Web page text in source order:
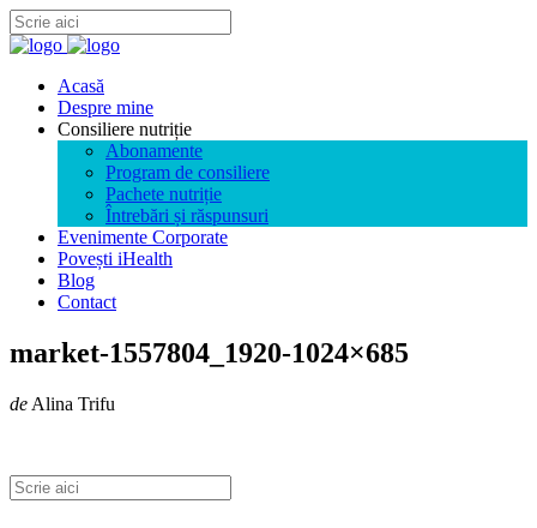
Acasă
Despre mine
Consiliere nutriție
Abonamente
Program de consiliere
Pachete nutriție
Întrebări și răspunsuri
Evenimente Corporate
Povești iHealth
Blog
Contact
market-1557804_1920-1024×685
de Alina Trifu